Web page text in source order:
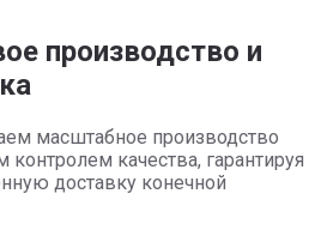
производство и
масштабное производство
контролем качества, гарантируя
доставку конечной